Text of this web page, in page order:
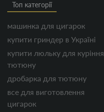
Топ категорії
машинка для цигарок
купити гриндер в Україні
купити люльку для куріння
тютюну
дробарка для тютюну
все для виготовлення
цигарок